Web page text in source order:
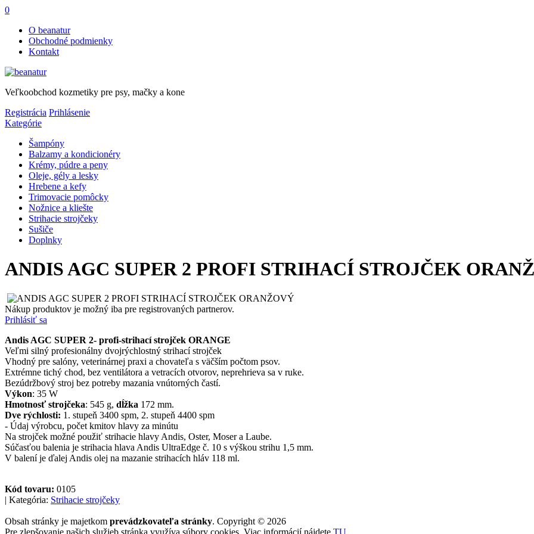
0
O beanatur
Obchodné podmienky
Kontakt
Veľkoobchod kozmetiky pre psy, mačky a kone
Registrácia Prihlásenie
Kategórie
Šampóny
Balzamy a kondicionéry
Krémy, púdre a peny
Oleje, gély a lesky
Hrebene a kefy
Trimovacie pomôcky
Nožnice a kliešte
Strihacie strojčeky
Sušiče
Doplnky
ANDIS AGC SUPER 2 PROFI STRIHACÍ STROJČEK
Nákup produktov je možný iba pre registrovaných partnerov.
Prihlásiť sa
Andis AGC SUPER 2- profi-strihací strojček ORANGE
Veľmi silný profesionálny dvojrýchlostný strihací strojček
Vhodný pre salóny, veterinárnej praxi a chovateľa s väčším počtom psov.
Extrémne tichý chod, bez ventilátora a vetracích otvorov, neprehrieva sa v ruke.
Bezúdržbový stroj bez potreby mazania vnútorných častí.
Výkon: 35 W
Hmotnosť strojčeka: 545 g, dĺžka 172 mm.
Dve rýchlosti: 1. stupeň 3400 spm, 2. stupeň 4400 spm
- Údaj výrobcu, počet kmitov hlavy za minútu
Na strojček možné použiť strihacie hlavy Andis, Oster, Moser a Laube.
Súčasťou balenia je strihacia hlava Andis UltraEdge č. 10 s výškou strihu 1,5 mm.
V balení je ďalej Andis olej na mazanie strihacích hláv 118 ml.
Kód tovaru: 0105
| Kategória: Strihacie strojčeky
Obsah stránky je majetkom prevádzkovateľa stránky. Copyright © 2026
Pre zlepšovanie našich služieb stránka využíva súbory cookies. Viac informácií nájdete TU